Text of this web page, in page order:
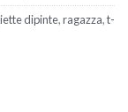
dipinte,ragazza,t-